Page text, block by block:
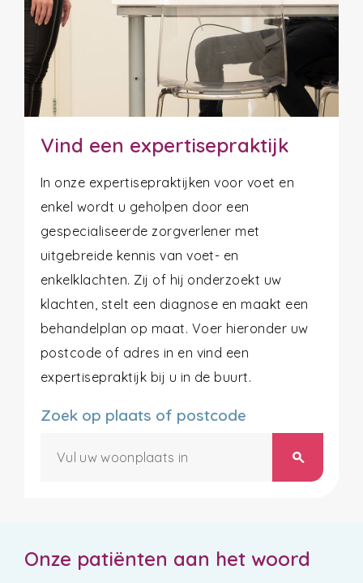
Vind een expertisepraktijk
In onze expertisepraktijken voor voet en
enkel wordt u geholpen door een
gespecialiseerde zorgverlener met
uitgebreide kennis van voet- en
enkelklachten. Zij of hij onderzoekt uw
klachten, stelt een diagnose en maakt een
behandelplan op maat. Voer hieronder uw
postcode of adres in en vind een
expertisepraktijk bij u in de buurt.
Zoek op plaats of postcode
search
Onze patiënten aan het woord